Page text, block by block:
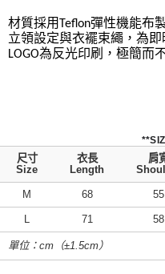
材質採用Teflon彈性機能布
立領設定與衣襬束繩，為
LOGO為反光印刷，極簡而
尺寸
Size
衣長
Length
肩
M 68 55
L 71 58
單位：cm（±1.5cm）